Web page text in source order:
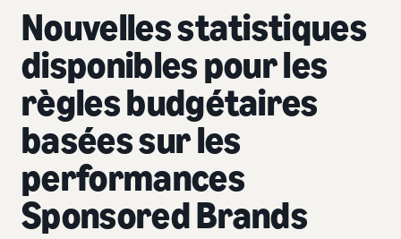
Nouvelles statistiques
disponibles pour les
règles budgétaires
basées sur les
performances
Sponsored Brands